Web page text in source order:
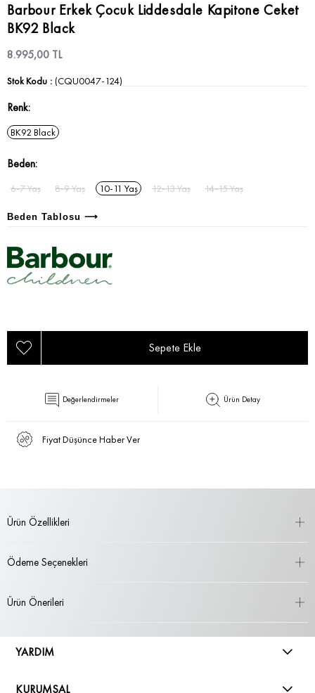
Barbour Erkek Çocuk Liddesdale Kapitone Ceket
BK92 Black
8.995,00 TL
Stok Kodu (CQU0047-124)
Renk
BK92 Black
Beden
6-7 Yaş 8-9 Yaş 10-11 Yaş 12-13 Yaş 14-15 Yaş
Beden Tablosu ⟶
Değerlendirmeler Ürün Detay
Fiyat Düşünce Haber Ver
Ürün Özellikleri
Ödeme Seçenekleri
Ürün Önerileri
YARDIM
KURUMSAL